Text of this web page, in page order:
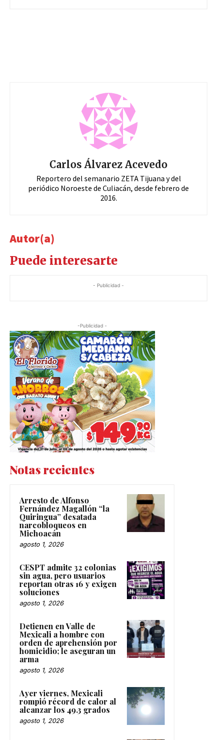
Carlos Álvarez Acevedo
Reportero del semanario ZETA Tijuana y del
periódico Noroeste de Culiacán, desde febrero de
2016.
Autor(a)
Puede interesarte
- Publicidad -
-Publicidad -
Notas recientes
Arresto de Alfonso
Fernández Magallón “la
Quiringua” desatada
narcobloqueos en
Michoacán
agosto 1, 2026
CESPT admite 32 colonias
sin agua, pero usuarios
reportan otras 16 y exigen
soluciones
agosto 1, 2026
Detienen en Valle de
Mexicali a hombre con
orden de aprehensión por
homicidio; le aseguran un
arma
agosto 1, 2026
Ayer viernes, Mexicali
rompió récord de calor al
alcanzar los 49.3 grados
agosto 1, 2026